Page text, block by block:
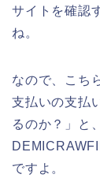
サイトを確認
ね。
なので、こち
支払いの支払
るのか？」と
ですよ。